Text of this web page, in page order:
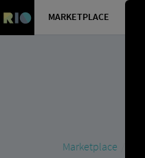
MARKETPLACE
Marketplace